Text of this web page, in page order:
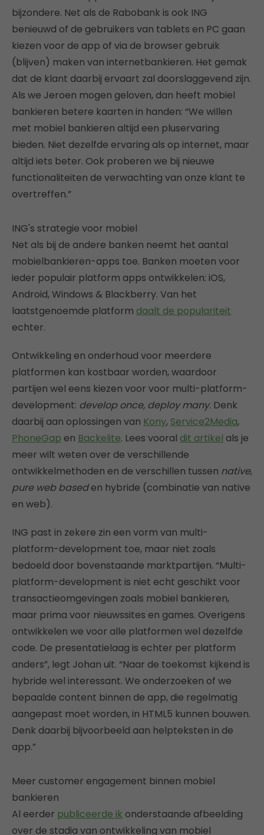
bijzondere. Net als de Rabobank is ook ING
benieuwd of de gebruikers van tablets en PC gaan
kiezen voor de app of via de browser gebruik
(blijven) maken van internetbankieren. Het gemak
dat de klant daarbij ervaart zal doorslaggevend zijn.
Als we Jeroen mogen geloven, dan heeft mobiel
bankieren betere kaarten in handen: “We willen
met mobiel bankieren altijd een pluservaring
bieden. Niet dezelfde ervaring als op internet, maar
altijd iets beter. Ook proberen we bij nieuwe
functionaliteiten de verwachting van onze klant te
overtreffen.”
ING's strategie voor mobiel
Net als bij de andere banken neemt het aantal
mobielbankieren-apps toe. Banken moeten voor
ieder populair platform apps ontwikkelen: iOS,
Android, Windows & Blackberry. Van het
laatstgenoemde platform daalt de populariteit
echter.
Ontwikkeling en onderhoud voor meerdere
platformen kan kostbaar worden, waardoor
partijen wel eens kiezen voor voor multi-platform-
development: develop once, deploy many. Denk
daarbij aan oplossingen van Kony, Service2Media,
PhoneGap en Backelite. Lees vooral dit artikel als je
meer wilt weten over de verschillende
ontwikkelmethoden en de verschillen tussen native,
pure web baseden hybride (combinatie van native
en web).
ING past in zekere zin een vorm van multi-
platform-development toe, maar niet zoals
bedoeld door bovenstaande marktpartijen. “Multi-
platform-development is niet echt geschikt voor
transactieomgevingen zoals mobiel bankieren,
maar prima voor nieuwssites en games. Overigens
ontwikkelen we voor alle platformen wel dezelfde
code. De presentatielaag is echter per platform
anders”, legt Johan uit. “Naar de toekomst kijkend is
hybride wel interessant. We onderzoeken of we
bepaalde content binnen de app, die regelmatig
aangepast moet worden, in HTML5 kunnen bouwen.
Denk daarbij bijvoorbeeld aan helpteksten in de
app.”
Meer customer engagement binnen mobiel
bankieren
Al eerder publiceerde ik onderstaande afbeelding
over de stadia van ontwikkeling van mobiel